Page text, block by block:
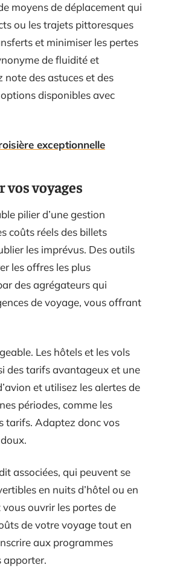
moyens de déplacement qui
ou les trajets pittoresques
et minimiser les pertes
de fluidité et
note des astuces et des
disponibles avec
exceptionnelle
voyages
pilier d’une gestion
coûts réels des billets
les imprévus. Des outils
les offres les plus
des agrégateurs qui
de voyage, vous offrant
Les hôtels et les vols
des tarifs avantageux et une
et utilisez les alertes de
périodes, comme les
tarifs. Adaptez donc vos
associées, qui peuvent se
en nuits d’hôtel ou en
ouvrir les portes de
de votre voyage tout en
aux programmes
apporter.